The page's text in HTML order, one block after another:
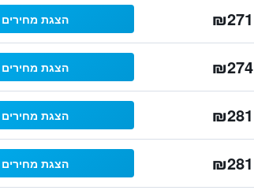
₪271 הצגת מחירים
₪274 הצגת מחירים
₪281 הצגת מחירים
₪281 הצגת מחירים